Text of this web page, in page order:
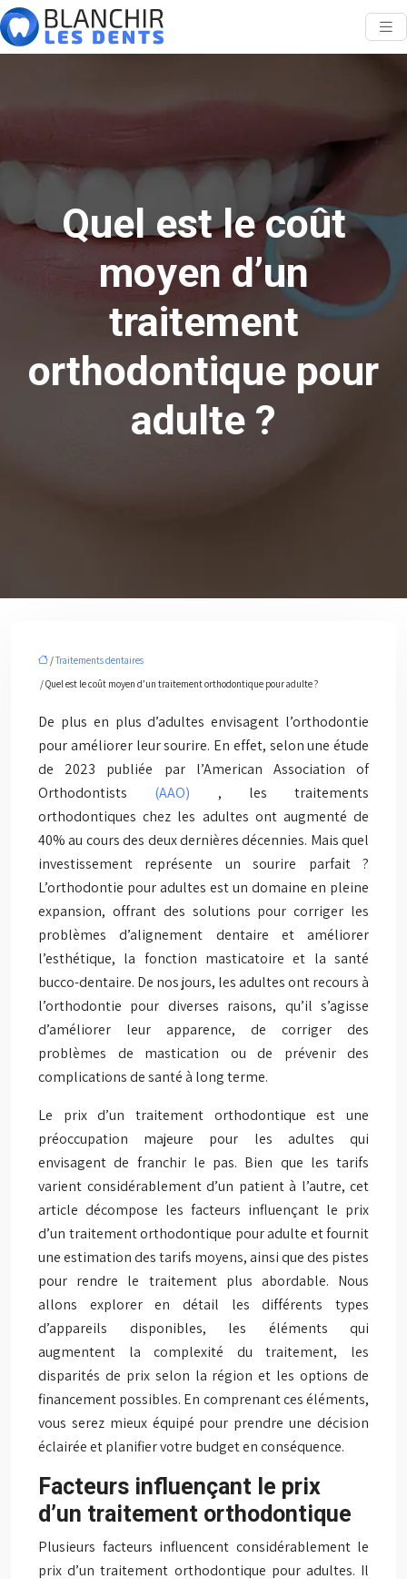
Quel est le coût
moyen d’un
traitement
orthodontique pour
adulte ?
/Traitements dentaires
/ Quel est le coût moyen d’un traitement orthodontique pour adulte ?
De plus en plus d’adultes envisagent l’orthodontie
pour améliorer leur sourire. En effet, selon une étude
de 2023 publiée par l’American Association of
Orthodontists (AAO) , les traitements
orthodontiques chez les adultes ont augmenté de
40% au cours des deux dernières décennies. Mais quel
investissement représente un sourire parfait ?
L’orthodontie pour adultes est un domaine en pleine
expansion, offrant des solutions pour corriger les
problèmes d’alignement dentaire et améliorer
l’esthétique, la fonction masticatoire et la santé
bucco-dentaire. De nos jours, les adultes ont recours à
l’orthodontie pour diverses raisons, qu’il s’agisse
d’améliorer leur apparence, de corriger des
problèmes de mastication ou de prévenir des
complications de santé à long terme.
Le prix d’un traitement orthodontique est une
préoccupation majeure pour les adultes qui
envisagent de franchir le pas. Bien que les tarifs
varient considérablement d’un patient à l’autre, cet
article décompose les facteurs influençant le prix
d’un traitement orthodontique pour adulte et fournit
une estimation des tarifs moyens, ainsi que des pistes
pour rendre le traitement plus abordable. Nous
allons explorer en détail les différents types
d’appareils disponibles, les éléments qui
augmentent la complexité du traitement, les
disparités de prix selon la région et les options de
financement possibles. En comprenant ces éléments,
vous serez mieux équipé pour prendre une décision
éclairée et planifier votre budget en conséquence.
Facteurs influençant le prix
d’un traitement orthodontique
Plusieurs facteurs influencent considérablement le
prix d’un traitement orthodontique pour adultes. Il